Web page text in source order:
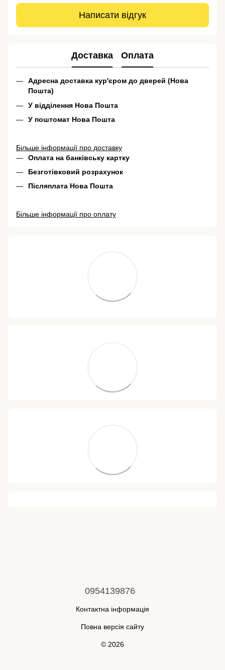
Написати відгук
Доставка Оплата
Адресна доставка кур'єром до дверей (Нова
Пошта)
У відділення Нова Пошта
У поштомат Нова Пошта
Більше інформації про доставку
Оплата на банківську картку
Безготівковий розрахунок
Післяплата Нова Пошта
Більше інформації про оплату
0954139876
Контактна інформація
Повна версія сайту
© 2026